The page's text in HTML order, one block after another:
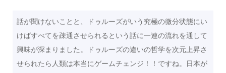
話が聞けないことと、ドゥルーズがいう究極の微分状態にい
けばすべてを疎通させられるという話に一連の流れを通して
興味が深まりました。ドゥルーズの違いの哲学を次元上昇さ
せられたら人類は本当にゲームチェンジ！！ですね。日本が